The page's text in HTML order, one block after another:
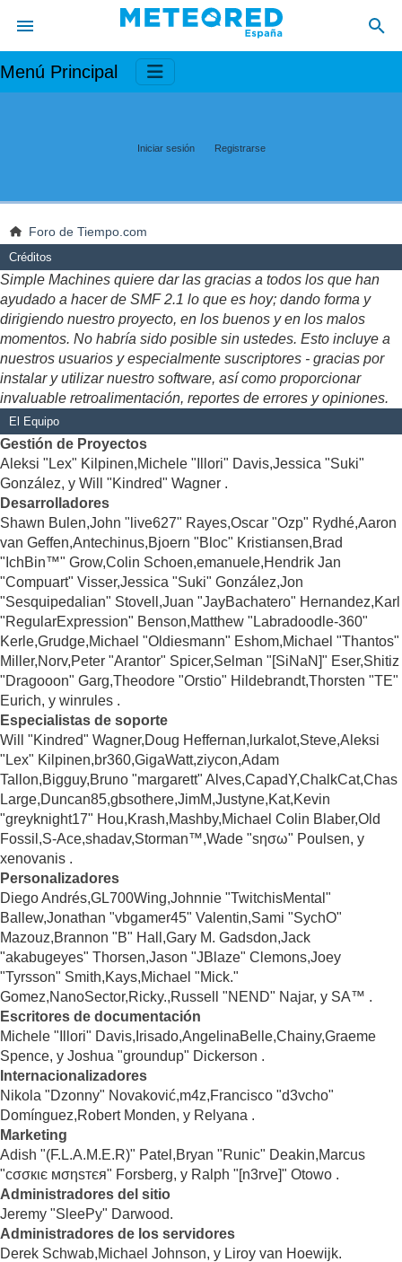
Menú Principal
Iniciar sesión Registrarse
Foro de Tiempo.com
Créditos
Simple Machines quiere dar las gracias a todos los que han
ayudado a hacer de SMF 2.1 lo que es hoy; dando forma y
dirigiendo nuestro proyecto, en los buenos y en los malos
momentos. No habría sido posible sin ustedes. Esto incluye a
nuestros usuarios y especialmente suscriptores - gracias por
instalar y utilizar nuestro software, así como proporcionar
invaluable retroalimentación, reportes de errores y opiniones.
El Equipo
Gestión de Proyectos
Aleksi "Lex" Kilpinen,Michele "Illori" Davis,Jessica "Suki"
González, y Will "Kindred" Wagner .
Desarrolladores
Shawn Bulen,John "live627" Rayes,Oscar "Ozp" Rydhé,Aaron
van Geffen,Antechinus,Bjoern "Bloc" Kristiansen,Brad
"IchBin™" Grow,Colin Schoen,emanuele,Hendrik Jan
"Compuart" Visser,Jessica "Suki" González,Jon
"Sesquipedalian" Stovell,Juan "JayBachatero" Hernandez,Karl
"RegularExpression" Benson,Matthew "Labradoodle-360"
Kerle,Grudge,Michael "Oldiesmann" Eshom,Michael "Thantos"
Miller,Norv,Peter "Arantor" Spicer,Selman "[SiNaN]" Eser,Shitiz
"Dragooon" Garg,Theodore "Orstio" Hildebrandt,Thorsten "TE"
Eurich, y winrules .
Especialistas de soporte
Will "Kindred" Wagner,Doug Heffernan,lurkalot,Steve,Aleksi
"Lex" Kilpinen,br360,GigaWatt,ziycon,Adam
Tallon,Bigguy,Bruno "margarett" Alves,CapadY,ChalkCat,Chas
Large,Duncan85,gbsothere,JimM,Justyne,Kat,Kevin
"greyknight17" Hou,Krash,Mashby,Michael Colin Blaber,Old
Fossil,S-Ace,shadav,Storman™,Wade "sησω" Poulsen, y
xenovanis .
Personalizadores
Diego Andrés,GL700Wing,Johnnie "TwitchisMental"
Ballew,Jonathan "vbgamer45" Valentin,Sami "SychO"
Mazouz,Brannon "B" Hall,Gary M. Gadsdon,Jack
"akabugeyes" Thorsen,Jason "JBlaze" Clemons,Joey
"Tyrsson" Smith,Kays,Michael "Mick."
Gomez,NanoSector,Ricky.,Russell "NEND" Najar, y SA™ .
Escritores de documentación
Michele "Illori" Davis,Irisado,AngelinaBelle,Chainy,Graeme
Spence, y Joshua "groundup" Dickerson .
Internacionalizadores
Nikola "Dzonny" Novaković,m4z,Francisco "d3vcho"
Domínguez,Robert Monden, y Relyana .
Marketing
Adish "(F.L.A.M.E.R)" Patel,Bryan "Runic" Deakin,Marcus
"cσσкιє мσηѕтєя" Forsberg, y Ralph "[n3rve]" Otowo .
Administradores del sitio
Jeremy "SleePy" Darwood.
Administradores de los servidores
Derek Schwab,Michael Johnson, y Liroy van Hoewijk.